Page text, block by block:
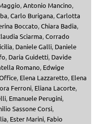
,Antonio Mancino,
,Carlo Burigana,Carlotta
Boccato,Chiara Badia,
Sciarma,Corrado
, Daniele Galli, Daniele
, Daria Guidetti, Davide
Romano, Edwige
, Elena Lazzaretto, Elena
Ferroni, Eliana Lacorte,
, Emanuele Perugini,
Sassone Corsi,
, Ester Marini, Fabio